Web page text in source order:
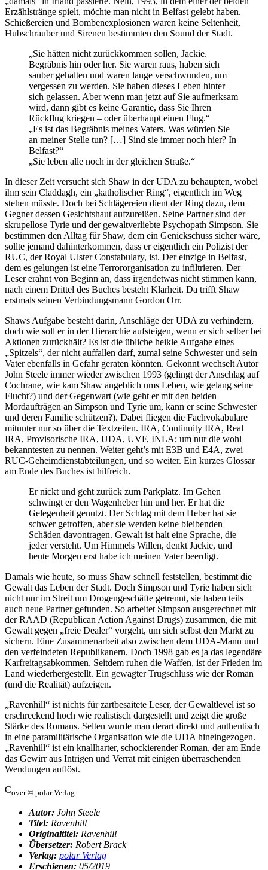
Erzählstränge spielt, möchte man nicht in Belfast gelebt haben.
Schießereien und Bombenexplosionen waren keine Seltenheit,
Hubschrauber und Sirenen bestimmten den Sound der Stadt.
„Sie hätten nicht zurückkommen sollen, Jackie.
Begräbnis hin oder her. Sie waren raus, haben sich
sauber gehalten und waren lange verschwunden, um
vergessen zu werden. Sie haben dieses Leben hinter
sich gelassen. Aber wenn man jetzt auf Sie aufmerksam
wird, dann gibt es keine Garantie, dass Sie Ihren
Rückflug kriegen – oder überhaupt einen Flug.“
„Es ist das Begräbnis meines Vaters. Was würden Sie
an meiner Stelle tun? […] Sind sie immer noch hier? In
Belfast?“
„Sie leben alle noch in der gleichen Straße.“
In dieser Zeit versucht sich Shaw in der UDA zu behaupten, wobei
ihm sein Claddagh, ein „katholischer Ring“, eigentlich im Weg
stehen müsste. Doch bei Schlägereien dient der Ring dazu, dem
Gegner dessen Gesichtshaut aufzureißen. Seine Partner sind der
skrupellose Tyrie und der gewaltverliebte Psychopath Simpson. Sie
bestimmen den Alltag für Shaw, dem ein Genickschuss sicher wäre,
sollte jemand dahinterkommen, dass er eigentlich ein Polizist der
RUC, der Royal Ulster Constabulary, ist. Der einzige in Belfast,
dem es gelungen ist eine Terrororganisation zu infiltrieren. Der
Leser erahnt von Beginn an, dass irgendetwas nicht stimmen kann,
nach einem Drittel des Buches besteht Klarheit. Da trifft Shaw
erstmals seinen Verbindungsmann Gordon Orr.
Shaws Aufgabe besteht darin, Anschläge der UDA zu verhindern,
doch wie soll er in der Hierarchie aufsteigen, wenn er sich selber bei
Aktionen zurückhält? Es ist die übliche heikle Aufgabe eines
„Spitzels“, der nicht auffallen darf, zumal seine Schwester und sein
Vater ebenfalls in Gefahr geraten könnten. Gekonnt wechselt Autor
John Steele immer wieder zwischen 1993 (gelingt der Anschlag auf
Cochrane, wie kam Shaw angeblich ums Leben, wie gelang seine
Flucht?) und der Gegenwart (wie geht er mit den beiden
Mordaufträgen an Simpson und Tyrie um, kann er seine Schwester
und deren Familie schützen?). Dabei fliegen die Fachvokabulare
mitunter nur so über die Textzeilen. IRA, Continuity IRA, Real
IRA, Provisorische IRA, UDA, UVF, INLA; um nur die wohl
bekanntesten zu nennen. Weiter geht’s mit E3B und E4A, zwei
RUC-Geheimdienstabteilungen, und so weiter. Ein kurzes Glossar
am Ende des Buches ist hilfreich.
Er nickt und geht zurück zum Parkplatz. Im Gehen
schwingt er den Wagenheber hin und her. Er hat die
Gelegenheit genutzt. Der Schlag mit dem Heber hat sie
schwer getroffen, aber sie werden keine bleibenden
Schäden davontragen. Gewalt ist halt eine Sprache, die
jeder versteht. Um Himmels Willen, denkt Jackie, und
heute Morgen erst habe ich meinen Vater beerdigt.
Damals wie heute, so muss Shaw schnell feststellen, bestimmt die
Gewalt das Leben der Stadt. Doch Simpson und Tyrie haben sich
nicht nur im Streit um Drogengeschäfte getrennt, sie haben teils
auch neue Partner gefunden. So arbeitet Simpson ausgerechnet mit
der RAAD (Republican Action Against Drugs) zusammen, die mit
Gewalt gegen „freie Dealer“ vorgeht, um sich selbst den Markt zu
sichern. Eine Zusammenarbeit also zwischen dem UDA-Mann und
den verfeindeten Republikanern. Doch 1998 gab es ja das legendäre
Karfreitagsabkommen. Seitdem ruhen die Waffen, ist der Frieden im
Land wiederhergestellt. Ein gewagter Trugschluss wie der Roman
(und die Realität) aufzeigen.
„Ravenhill“ ist nichts für zartbesaitete Leser, der Gewaltlevel ist so
erschreckend hoch wie realistisch dargestellt und zeigt die große
Stärke des Romans. Selten wurde man derart direkt und authentisch
in eine paramilitärische Organisation wie die UDA hineingezogen.
„Ravenhill“ ist ein knallharter, schockierender Roman, der am Ende
das Gewirr aus Intrigen und Verrat mit einigen überraschenden
Wendungen auflöst.
Cover © polar Verlag
Autor: John Steele
Titel: Ravenhill
Originaltitel: Ravenhill
Übersetzer: Robert Brack
Verlag: polar Verlag
Erschienen: 05/2019